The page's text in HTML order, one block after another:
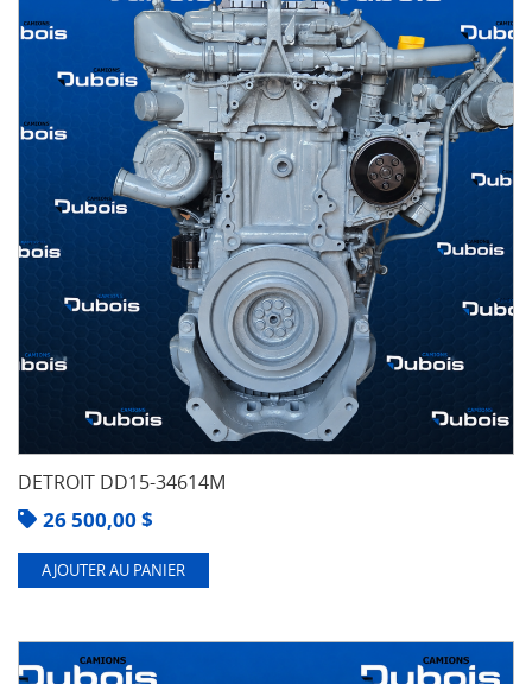
DETROIT DD15-34614M
26 500,00 $
AJOUTER AU PANIER